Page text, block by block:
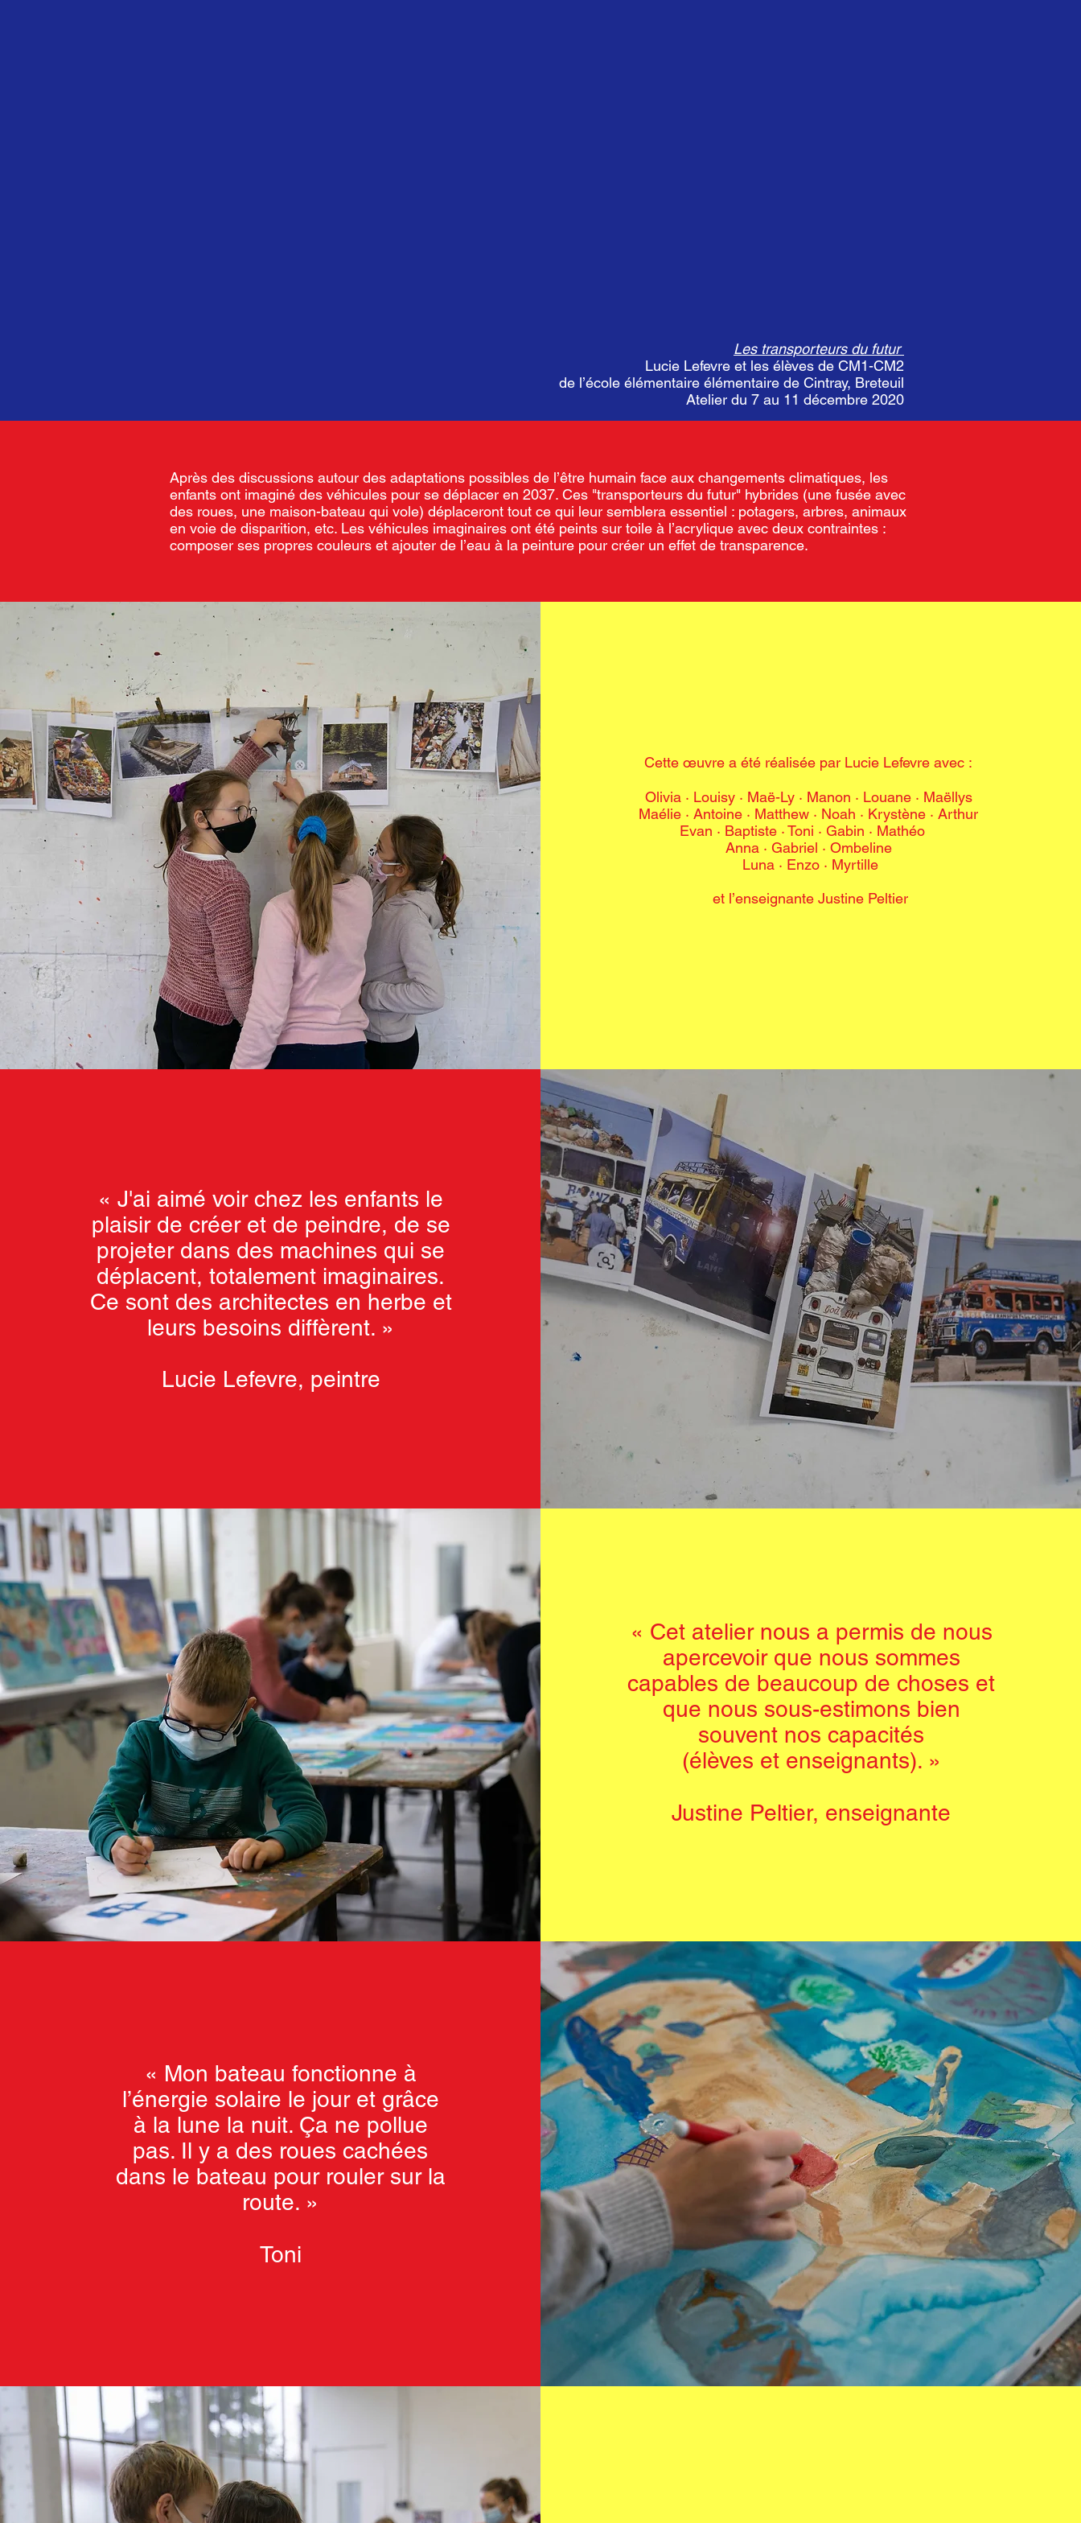
Les transporteurs du futur
Lucie Lefevre et les élèves de CM1-CM2
de l’école élémentaire élémentaire de Cintray, Breteuil
Atelier du 7 au 11 décembre 2020
Après des discussions autour des adaptations possibles de l’être humain face aux changements climatiques, les
enfants ont imaginé des véhicules pour se déplacer en 2037. Ces "transporteurs du futur" hybrides (une fusée avec
des roues, une maison-bateau qui vole) déplaceront tout ce qui leur semblera essentiel : potagers, arbres, animaux
en voie de disparition, etc. Les véhicules imaginaires ont été peints sur toile à l’acrylique avec deux contraintes :
composer ses propres couleurs et ajouter de l’eau à la peinture pour créer un effet de transparence.
Cette œuvre a été réalisée par Lucie Lefevre avec :
Olivia · Louisy · Maë-Ly · Manon · Louane · Maëllys
Maélie · Antoine · Matthew · Noah · Krystène · Arthur
Evan · Baptiste ·Toni · Gabin · Mathéo
Anna · Gabriel · Ombeline
Luna · Enzo · Myrtille
et l’enseignante Justine Peltier
« J'ai aimé voir chez les enfants le
plaisir de créer et de peindre, de se
projeter dans des machines qui se
déplacent, totalement imaginaires.
Ce sont des architectes en herbe et
leurs besoins diffèrent. »
Lucie Lefevre, peintre
« Cet atelier nous a permis de nous
apercevoir que nous sommes
capables de beaucoup de choses et
que nous sous-estimons bien
souvent nos capacités
(élèves et enseignants). »
Justine Peltier, enseignante
« Mon bateau fonctionne à
l’énergie solaire le jour et grâce
à la lune la nuit. Ça ne pollue
pas. Il y a des roues cachées
dans le bateau pour rouler sur la
route. »
Toni